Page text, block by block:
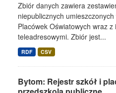
Zbiór danych zawiera
niepublicznych umieszczonych
Placówek Oświatowych wraz
teleadresowymi. Zbiór jest...
RDF CSV
Bytom: Rejestr szkół i